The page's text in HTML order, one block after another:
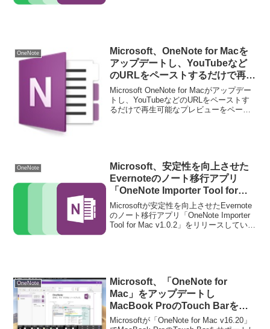
OneNote
Microsoft、OneNote for Macを
アップデートし、YouTubeなど
のURLをペーストするだけで再生
可能なプレビューを埋め込み可能
に。
Microsoft OneNote for Macがアップデー
トし、YouTubeなどのURLをペーストす
るだけで再生可能なプレビューをページ
OneNote
Microsoft、安定性を向上させた
Evernoteのノート移行アプリ
「OneNote Importer Tool for
Mac v1.0.2」をリリース。
Microsoftが安定性を向上させたEvernote
のノート移行アプリ「OneNote Importer
Tool for Mac v1.0.2」をリリースしていま
OneNote
Microsoft、「OneNote for
Mac」をアップデートし
MacBook ProのTouch Barをサ
ポート。
Microsoftが「OneNote for Mac v16.20」